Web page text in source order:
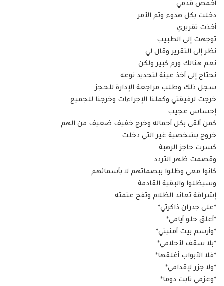
أخمص قدمي
دخلت بكل هدوء وتم الأمر
أخذت تقريري
توجهت إلى الطبيب
نظر إلى التقرير وقال لي
نعم هنالك ورم كبير ولكن
نحتاج إلى أخذ عينة لتحديد نوعه
سجل ذلك وطلب مراجعة الإدارة للحجز
خرجت لرفيقتي وكملنا الإجراءات وخرجنا للجميع
إحساس عجيب
كمن ألقى بكل أحماله وخرج خفيف ضعيف من الهم
خروج بشخصية غير التي دخلت
كسرت حاجز الرهبة
وقصمت ظهر التردد
كانوا معي وظلوا ببصماتهم لا بأسمائهم
وسيظلوا والبقية القادمة
إشراقة تعاند الظلام وتفج عتمته
*على جدران ذاكرتي*
*أعلق حلو أيامي*
*وأرسم بيت أمنيتي*
*بلا سقف لأحلامي*
*فلا الأبواب أغلقها*
*ولا جزر لإقدامي*
*وعزمي ثابت دوما*